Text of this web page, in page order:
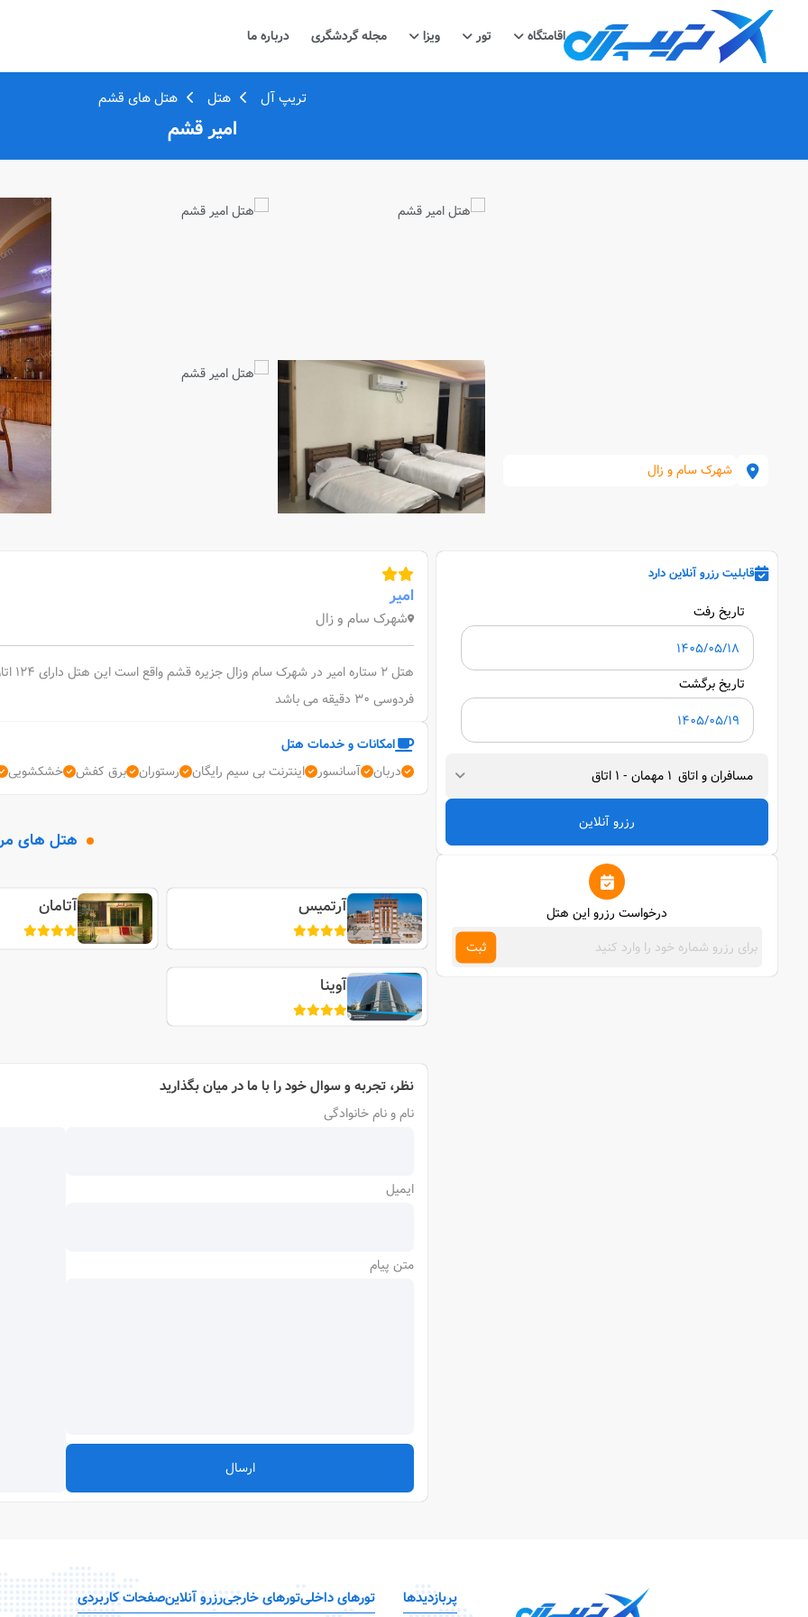
اقامتگاه تور ویزا مجله گردشگری درباره ما
تریپ آل هتل هتل های قشم
امیر قشم
شهرک سام و زال
قابلیت رزرو آنلاین دارد
تاریخ رفت
تاریخ برگشت
مسافران و اتاق 1 مهمان -
1 اتاق
رزرو آنلاین
درخواست رزرو این هتل
ثبت
امیر
شهرک سام و زال
فردوسی 30 دقیقه می باشد
امکانات و خدمات هتل
دربان
آسانسور اینترنت بی سیم رایگان رستوران برق کفش خشکشویی
هتل های
آرتمیس آتامان
آوینا
نظر، تجربه و سوال خود را با ما در میان بگذارید
نام و نام خانوادگی
ایمیل
متن پیام
ارسال
پربازدیدها تورهای داخلیتورهای خارجیرزرو آنلاینصفحات کاربردی